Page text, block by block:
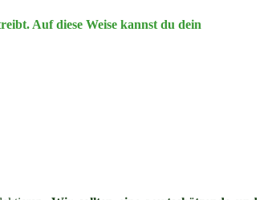
Auf diese Weise kannst du dein